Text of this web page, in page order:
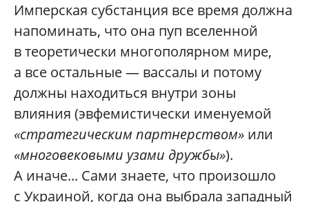
Имперская субстанция все время должна
напоминать, что она пуп вселенной
в теоретически многополярном мире,
а все остальные — вассалы и потому
должны находиться внутри зоны
влияния (эвфемистически именуемой
«стратегическим партнерством» или
«многовековыми узами дружбы»).
А иначе... Сами знаете, что произошло
с Украиной, когда она выбрала западный